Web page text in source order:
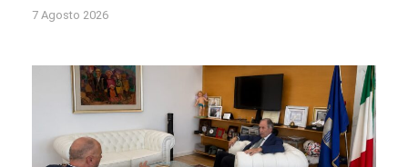
7 Agosto 2026